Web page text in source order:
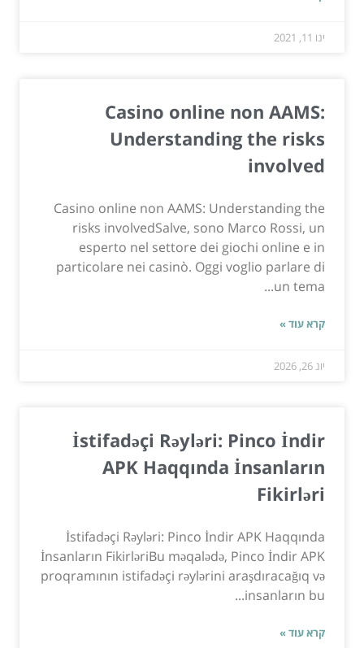
ינו 11, 2021
Casino online non AAMS:
Understanding the risks
involved
Casino online non AAMS: Understanding the
risks involvedSalve, sono Marco Rossi, un
esperto nel settore dei giochi online e in
particolare nei casinò. Oggi voglio parlare di
un tema...
קרא עוד »
יונ 26, 2026
İstifadəçi Rəyləri: Pinco İndir
APK Haqqında İnsanların
Fikirləri
İstifadəçi Rəyləri: Pinco İndir APK Haqqında
İnsanların FikirləriBu məqalədə, Pinco İndir APK
proqramının istifadəçi rəylərini araşdıracağıq və
insanların bu...
קרא עוד »